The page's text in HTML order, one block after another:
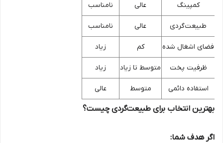
کمپینگ عالی نامناسب
طبیعت‌گردی عالی نامناسب
فضای اشغال شده کم زیاد
ظرفیت پخت متوسط تا زیاد زیاد
استفاده دائمی متوسط عالی
بهترین انتخاب برای طبیعت‌گردی چیست؟
اگر هدف شما: